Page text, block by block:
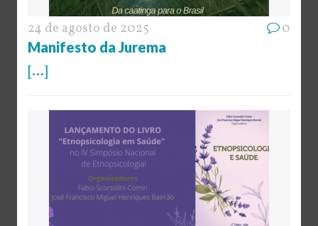
24 de agosto de 2025 0
Manifesto da Jurema
[...]